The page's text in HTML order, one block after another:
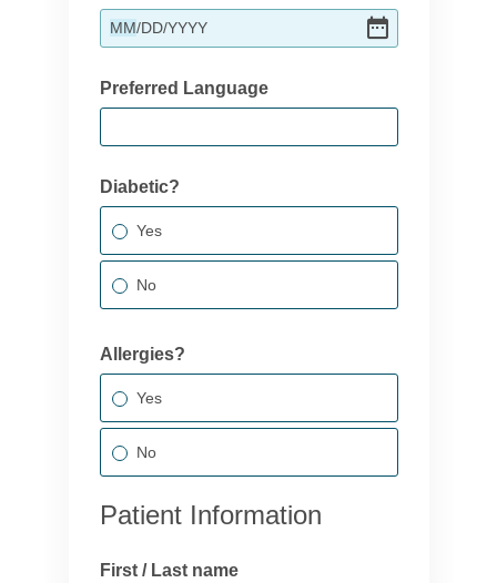
MM/DD/YYYY
Preferred Language
Diabetic?
Yes
No
Allergies?
Yes
No
Patient Information
First / Last name